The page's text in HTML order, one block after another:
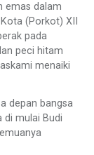
emas dalam
(Porkot) XII
pada
peci hitam
menaiki
depan bangsa
di mulai Budi